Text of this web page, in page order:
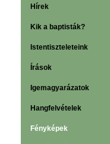
Hírek
Kik a baptisták?
Istentiszteleteink
Írások
Igemagyarázatok
Hangfelvételek
Fényképek